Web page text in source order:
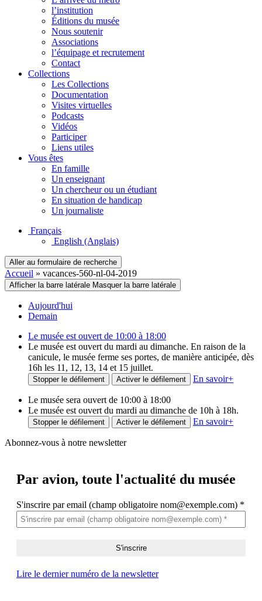
l’institution
Éditions du musée
Nous soutenir
Associations
l’équipage et recrutement
Contact
Collections
Les Collections
Documentation
Visites virtuelles
Podcasts
Vidéos
Participer
Liens utiles
Vous êtes
En famille
Un enseignant
Un chercheur ou un étudiant
En situation de handicap
Un journaliste
Français
English (Anglais)
Aller au formulaire de recherche
Accueil » vacances-560-nl-04-2019
Afficher la barre latérale Masquer la barre latérale
Aujourd'hui
Demain
Le musée est ouvert de 10:00 à 18:00
Le musée est ouvert du mardi au dimanche. En raison de la
canicule, le musée ferme ses portes, de manière anticipée, dès
16h les 11, 12, 13, 14 et 15 juillet.
Stopper le défilement Activer le défilement En savoir+
Le musée sera ouvert de 10:00 à 18:00
Le musée est ouvert du mardi au dimanche de 10h à 18h.
Stopper le défilement Activer le défilement En savoir+
Abonnez-vous à notre newsletter
Par avion, toute l'actualité du musée
S'inscrire par email (champ obligatoire nom@exemple.com) *
Lire le dernier numéro de la newsletter